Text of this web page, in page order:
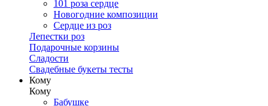
101 роза сердце
Новогодние композиции
Сердце из роз
Лепестки роз
Подарочные корзины
Сладости
Свадебные букеты тесты
Кому
Кому
Бабушке